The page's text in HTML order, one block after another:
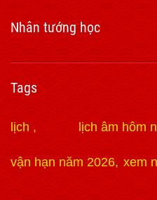
Nhân tướng học
Tags
lịch lịch âm hôm
vận hạn năm 2026 xem